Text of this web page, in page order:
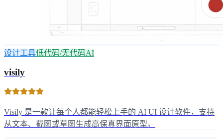
设计工具低代码/无代码AI
visily
Visily 是一款让每个人都能轻松上手的 AI UI 设计软件，支持
从文本、截图或草图生成高保真界面原型。